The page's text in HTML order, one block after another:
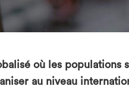
où les
au niveau